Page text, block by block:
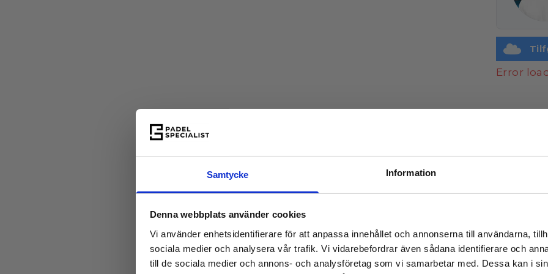
Samtycke Information
Denna webbplats använder cookies
Vi använder enhetsidentifierare för att anpassa innehållet och annonserna till användarna,
sociala medier och analysera vår trafik. Vi vidarebefordrar även sådana identifierare och
till de sociala medier och annons- och analysföretag som vi samarbetar med. Dessa kan i
Error
Køn
Spar10 %
på din